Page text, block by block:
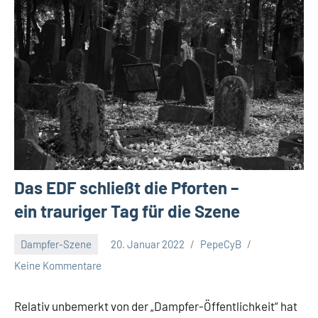
Das EDF schließt die Pforten –
ein trauriger Tag für die Szene
Dampfer-Szene 20. Januar 2022
PepeCyB
Keine Kommentare
Relativ unbemerkt von der „Dampfer-Öffentlichkeit“ hat